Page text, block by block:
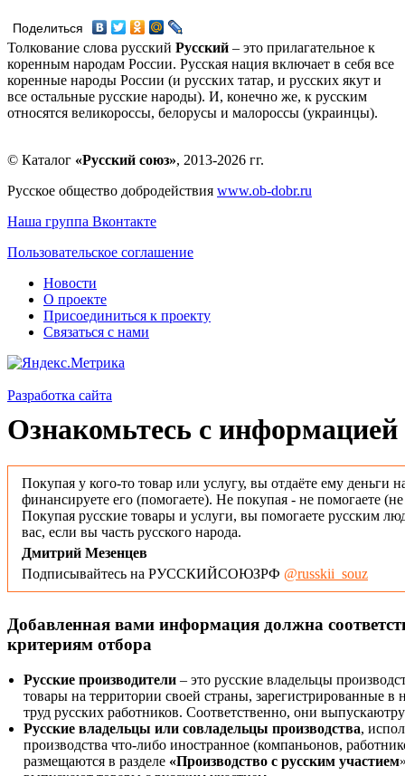
Поделиться
Толкование слова русский Русский – это прилагательное к
коренным народам России. Русская нация включает в себя все
коренные народы России (и русских татар, и русских якут и
все остальные русские народы). И, конечно же, к русским
относятся великороссы, белорусы и малороссы (украинцы).
© Каталог «Русский союз», 2013-2026 гг.
Русское общество добродействия www.ob-dobr.ru
Наша группа Вконтакте
Пользовательское соглашение
Новости
О проекте
Присоединиться к проекту
Связаться с нами
Разработка сайта
Ознакомьтесь с информацией
Покупая у кого-то товар или услугу, вы отдаёте ему деньги
финансируете его (помогаете). Не покупая - не помогаете
Покупая русские товары и услуги, вы помогаете русским
вас, если вы часть русского народа.
Дмитрий Мезенцев
Подписывайтесь на РУССКИЙСОЮЗРФ @russkii_souz
Добавленная вами информация должна
критериям отбора
Русские производители – это русские владельцы
товары на территории своей страны, зарегистрированные
труд русских работников. Соответственно, они
Русские владельцы или совладельцы производства,
производства что-либо иностранное (компаньонов,
размещаются в разделе «Производство с русским участием